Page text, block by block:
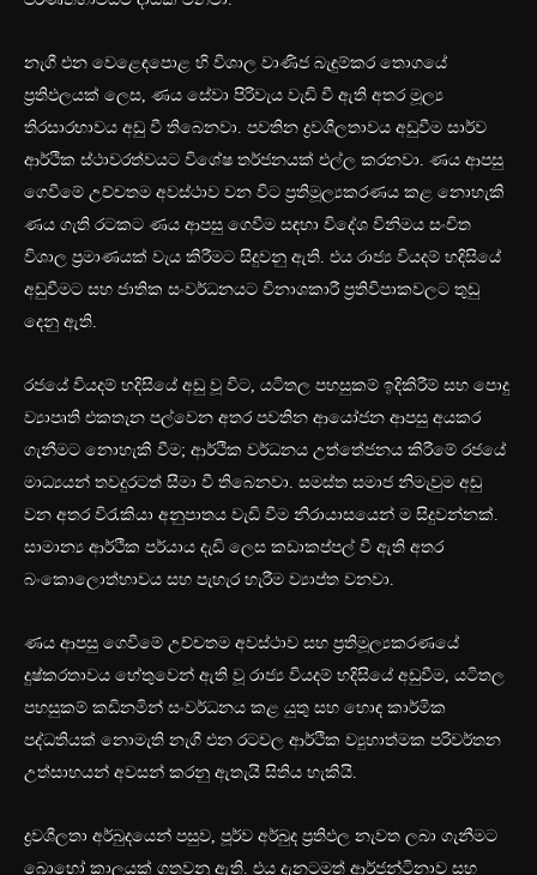
නැගී එන වෙළෙඳපොළ හි විශාල වාණිජ බැඳුම්කර තොගයේ
ප්‍රතිඵලයක් ලෙස, ණය සේවා පිරිවැය වැඩි වී ඇති අතර මූල්‍ය
තිරසාරභාවය අඩු වී තිබෙනවා. පවතින ද්‍රවශීලතාවය අඩුවීම සාර්ව
ආර්ථික ස්ථාවරත්වයට විශේෂ තර්ජනයක් එල්ල කරනවා. ණය ආපසු
ගෙවීමේ උච්චතම අවස්ථාව වන විට ප්‍රතිමූල්‍යකරණය කළ නොහැකි
ණය ගැති රටකට ණය ආපසු ගෙවීම සඳහා විදේශ විනිමය සංචිත
විශාල ප්‍රමාණයක් වැය කිරීමට සිදුවනු ඇති. එය රාජ්‍ය වියදම් හදිසියේ
අඩුවීමට සහ ජාතික සංවර්ධනයට විනාශකාරී ප්‍රතිවිපාකවලට තුඩු
දෙනු ඇති.
රජයේ වියදම් හදිසියේ අඩු වූ විට, යටිතල පහසුකම් ඉදිකිරීම් සහ පොදු
ව්‍යාපෘති එකතැන පල්වෙන අතර පවතින ආයෝජන ආපසු අයකර
ගැනීමට නොහැකි වීම; ආර්ථික වර්ධනය උත්තේජනය කිරීමේ රජයේ
මාධ්‍යයන් තවදුරටත් සීමා වී තිබෙනවා. සමස්ත සමාජ නිමැවුම අඩු
වන අතර විරැකියා අනුපාතය වැඩි වීම නිරායාසයෙන් ම සිදුවන්නක්.
සාමාන්‍ය ආර්ථික පර්යාය දැඩි ලෙස කඩාකප්පල් වී ඇති අතර
බංකොලොත්භාවය සහ පැහැර හැරීම ව්‍යාප්ත වනවා.
ණය ආපසු ගෙවීමේ උච්චතම අවස්ථාව සහ ප්‍රතිමූල්‍යකරණයේ
දුෂ්කරතාවය හේතුවෙන් ඇති වූ රාජ්‍ය වියදම් හදිසියේ අඩුවීම, යටිතල
පහසුකම් කඩිනමින් සංවර්ධනය කළ යුතු සහ හොඳ කාර්මික
පද්ධතියක් නොමැති නැගී එන රටවල ආර්ථික ව්‍යුහාත්මක පරිවර්තන
උත්සාහයන් අවසන් කරනු ඇතැයි සිතිය හැකියි.
ද්‍රවශීලතා අර්බුදයෙන් පසුව, පූර්ව අර්බුද ප්‍රතිඵල නැවත ලබා ගැනීමට
බොහෝ කාලයක් ගතවනු ඇති. එය දැනටමත් ආර්ජන්ටිනාව සහ